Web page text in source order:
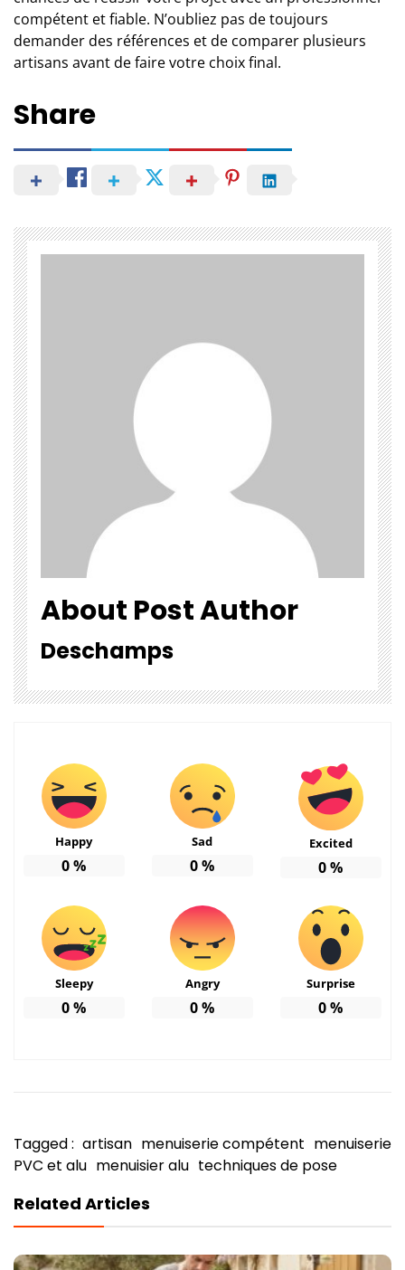
compétent et fiable. N’oubliez pas de toujours
demander des références et de comparer plusieurs
artisans avant de faire votre choix final.
Share
About Post Author
Deschamps
Happy
0%
Sad
0%
Excited
0%
Sleepy
0%
Angry
0%
Surprise
0%
Tagged : artisan menuiserie compétent menuiserie
PVC et alu menuisier alu techniques de pose
Related Articles